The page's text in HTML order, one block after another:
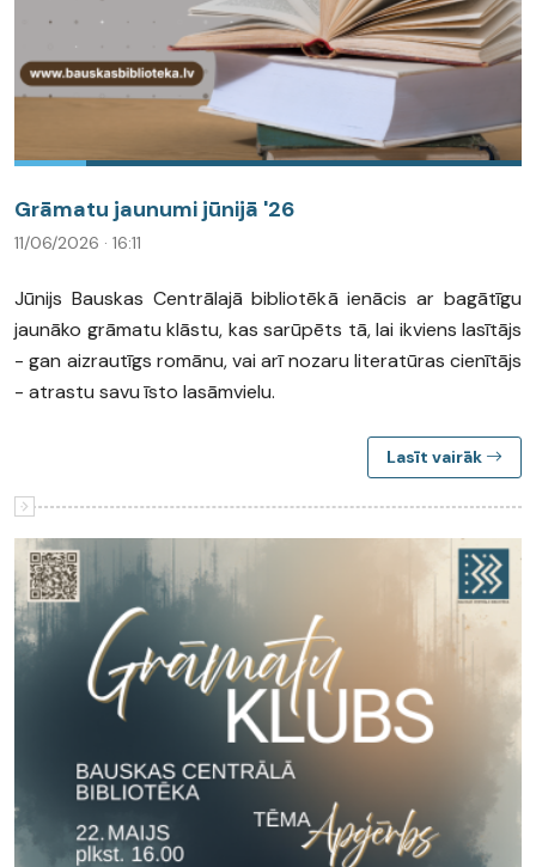
Grāmatu jaunumi jūnijā '26
11/06/2026 · 16:11
Jūnijs Bauskas Centrālajā bibliotēkā ienācis ar bagātīgu
jaunāko grāmatu klāstu, kas sarūpēts tā, lai ikviens lasītājs
- gan aizrautīgs romānu, vai arī nozaru literatūras cienītājs
- atrastu savu īsto lasāmvielu.
Lasīt vairāk